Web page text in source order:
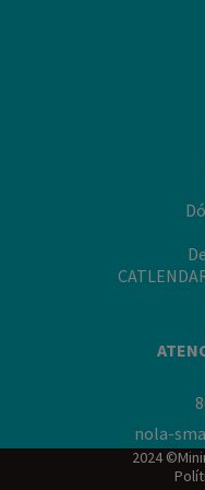
nola-
2024